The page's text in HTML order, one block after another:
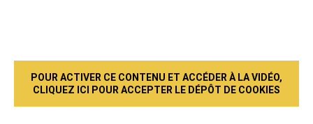
POUR ACTIVER CE CONTENU ET ACCÉDER À LA VIDÉO,
CLIQUEZ ICI POUR ACCEPTER LE DÉPÔT DE COOKIES